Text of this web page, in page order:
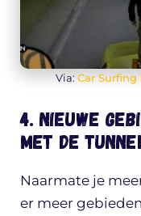
Via: Car
4. Nieuwe
met de
Naarmate je
er meer